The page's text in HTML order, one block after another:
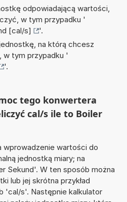
odpowiadającą wartości,
w tym przypadku '
[cal/s]
'.
na którą chcesz
tym przypadku '
'.
tego konwertera
cal/s ile to Boiler
wprowadzenie wartości do
jednostką miary; na
Sekund'. W ten sposób można
lub jej skrótna przykład
'cal/s'. Następnie kalkulator